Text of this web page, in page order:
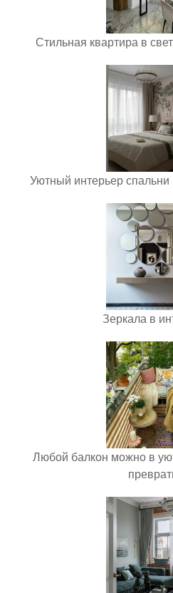
Стильная квартира в
Уютный интерьер
Зеркала в
Любой балкон можно в